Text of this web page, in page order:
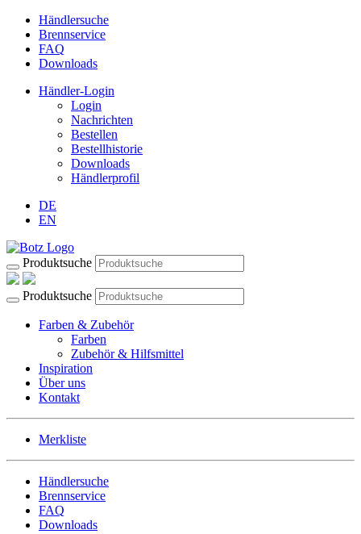
Händlersuche
Brennservice
FAQ
Downloads
Händler-Login
Login
Nachrichten
Bestellen
Bestellhistorie
Downloads
Händlerprofil
DE
EN
Produktsuche
Produktsuche
Farben & Zubehör
Farben
Zubehör & Hilfsmittel
Inspiration
Über uns
Kontakt
Merkliste
Händlersuche
Brennservice
FAQ
Downloads